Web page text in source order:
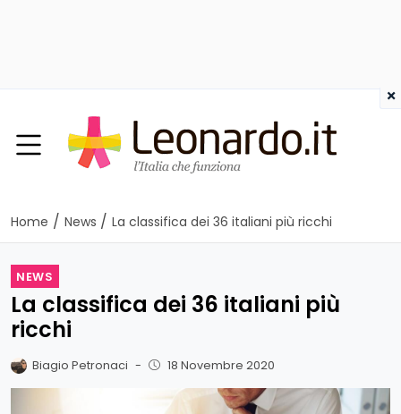
Home / News / La classifica dei 36 italiani più ricchi
NEWS
La classifica dei 36 italiani più
ricchi
Biagio Petronaci - 18 Novembre 2020
×